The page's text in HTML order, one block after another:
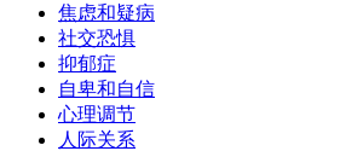
焦虑和疑病
社交恐惧
抑郁症
自卑和自信
心理调节
人际关系